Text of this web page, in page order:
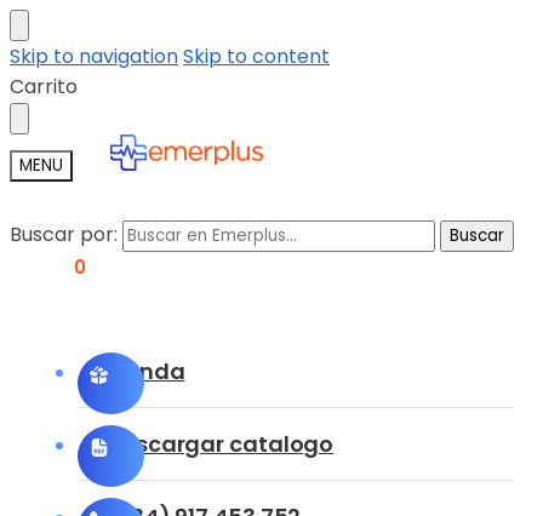
Skip to navigationSkip to content
Carrito
MENU
Buscar por: Buscar
0
Tienda
Descargar catalogo